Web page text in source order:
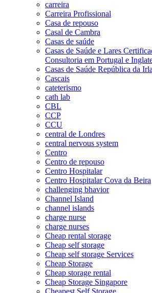
carreira
Carreira Profissional
Casa de repouso
Casal de Cambra
Casas de saúde
Casas de Saúde e Lares
Consultoria em Portugal e
Casas de Saúde República da
Cascais
cateterismo
cath lab
CBL
CCP
CCU
central de Londres
central nervous system
Centro
Centro de repouso
Centro Hospitalar
Centro Hospitalar Cova da Beira
challenging bhavior
Channel Island
channel islands
charge nurse
charge nurses
Cheap rental storage
Cheap self storage
Cheap self storage Services
Cheap Storage
Cheap storage rental
Cheap Storage Singapore
Cheapest Self Storage